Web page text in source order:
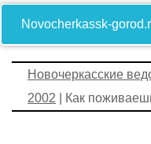
Novocherkassk-
Новочеркасские
2002 | Как